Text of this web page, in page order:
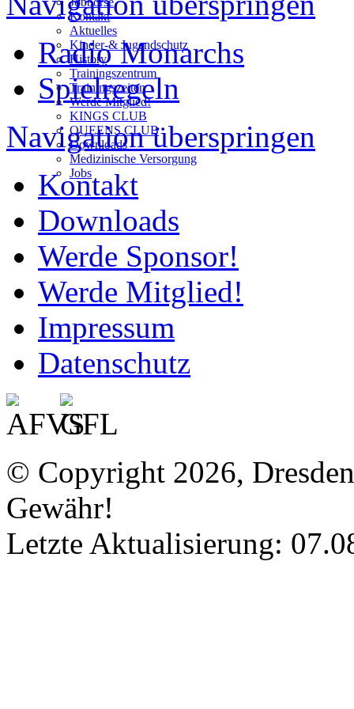
Kontakt
Aktuelles
Kinder-& Jugendschutz
History
Trainingszentrum
Trainingszeiten
Werde Mitglied!
KINGS CLUB
QUEENS CLUB
Downloads
Medizinische Versorgung
Jobs
Radio Monarchs
Spielregeln
Navigation überspringen
Kontakt
Downloads
Werde Sponsor!
Werde Mitglied!
Impressum
Datenschutz
© Copyright 2026,
Gewähr!
Letzte Aktualisierung: